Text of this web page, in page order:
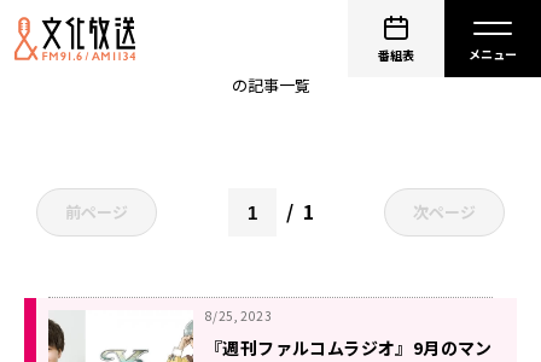
番組表
の記事一覧
前ページ 1 次ページ
8/25, 2023
『週刊ファルコムラジオ』9月のマン